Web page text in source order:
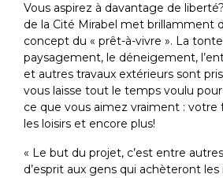
Vous aspirez à davantage de
de la Cité Mirabel met brillamment
concept du « prêt-à-vivre ». La
paysagement, le déneigement,
et autres travaux extérieurs sont
vous laisse tout le temps voulu
ce que vous aimez vraiment : votre
les loisirs et encore plus!
« Le but du projet, c’est entre
d’esprit aux gens qui achèteront les